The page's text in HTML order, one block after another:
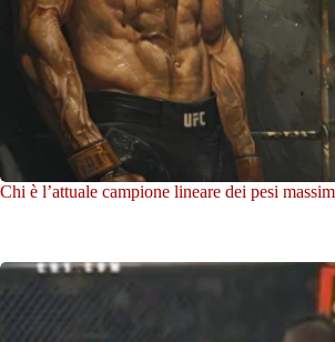
Chi è l’attuale campione lineare dei pesi